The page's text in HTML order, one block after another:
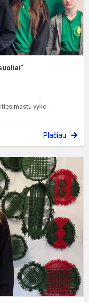
mastu vyko
Plačiau